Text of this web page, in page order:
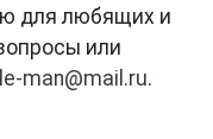
для любящих и
или
man@mail.ru.